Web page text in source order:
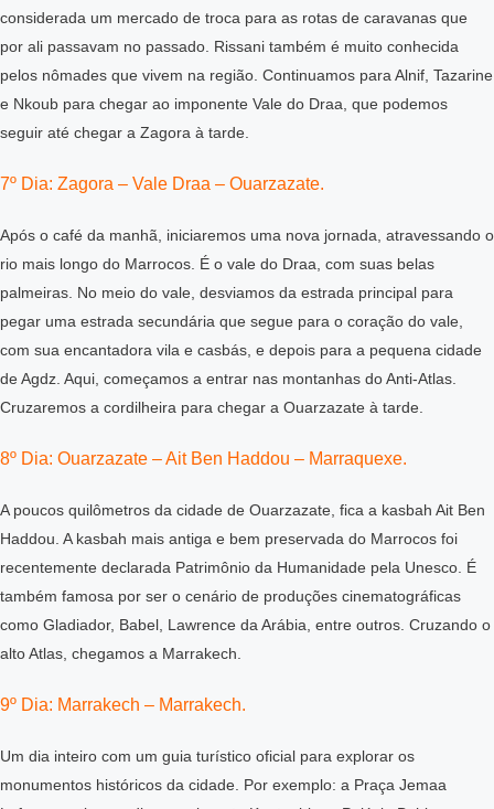
considerada um mercado de troca para as rotas de caravanas que
por ali passavam no passado. Rissani também é muito conhecida
pelos nômades que vivem na região. Continuamos para Alnif, Tazarine
e Nkoub para chegar ao imponente Vale do Draa, que podemos
seguir até chegar a Zagora à tarde.
7º Dia: Zagora – Vale Draa – Ouarzazate.
Após o café da manhã, iniciaremos uma nova jornada, atravessando o
rio mais longo do Marrocos. É o vale do Draa, com suas belas
palmeiras. No meio do vale, desviamos da estrada principal para
pegar uma estrada secundária que segue para o coração do vale,
com sua encantadora vila e casbás, e depois para a pequena cidade
de Agdz. Aqui, começamos a entrar nas montanhas do Anti-Atlas.
Cruzaremos a cordilheira para chegar a Ouarzazate à tarde.
8º Dia: Ouarzazate – Ait Ben Haddou – Marraquexe.
A poucos quilômetros da cidade de Ouarzazate, fica a kasbah Ait Ben
Haddou. A kasbah mais antiga e bem preservada do Marrocos foi
recentemente declarada Patrimônio da Humanidade pela Unesco. É
também famosa por ser o cenário de produções cinematográficas
como Gladiador, Babel, Lawrence da Arábia, entre outros. Cruzando o
alto Atlas, chegamos a Marrakech.
9º Dia: Marrakech – Marrakech.
Um dia inteiro com um guia turístico oficial para explorar os
monumentos históricos da cidade. Por exemplo: a Praça Jemaa